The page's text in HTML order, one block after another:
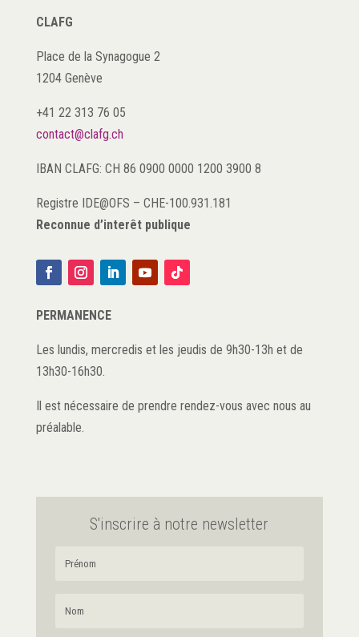
CLAFG
Place de la Synagogue 2
1204 Genève
+41 22 313 76 05
contact@clafg.ch
IBAN CLAFG: CH 86 0900 0000 1200 3900 8
Registre IDE@OFS – CHE-100.931.181
Reconnue d’interêt publique
PERMANENCE
Les lundis, mercredis et les jeudis de 9h30-13h et de
13h30-16h30.
Il est nécessaire de prendre rendez-vous avec nous au
préalable.
S'inscrire à notre newsletter